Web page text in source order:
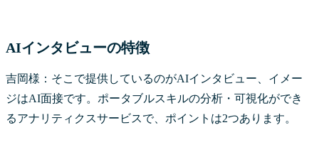
AIインタビューの特徴
吉岡様：そこで提供しているのがAIインタビュー、イメー
ジはAI面接です。ポータブルスキルの分析・可視化ができ
るアナリティクスサービスで、ポイントは2つあります。